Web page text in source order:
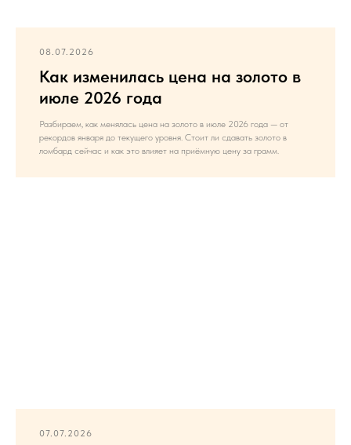
08.07.2026
Как изменилась цена на золото в
июле 2026 года
Разбираем, как менялась цена на золото в июле 2026 года — от
рекордов января до текущего уровня. Стоит ли сдавать золото в
ломбард сейчас и как это влияет на приёмную цену за грамм.
07.07.2026